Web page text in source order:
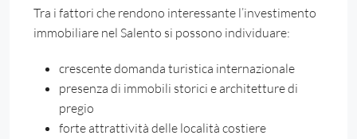
Tra i fattori che rendono interessante l’investimento
immobiliare nel Salento si possono individuare:
crescente domanda turistica internazionale
presenza di immobili storici e architetture di
pregio
forte attrattività delle località costiere